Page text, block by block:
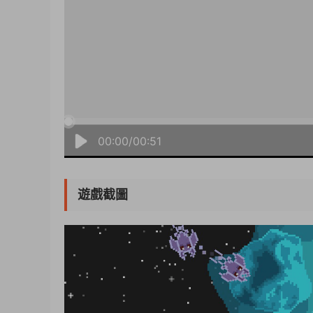
00:00/00:51
遊戲截圖